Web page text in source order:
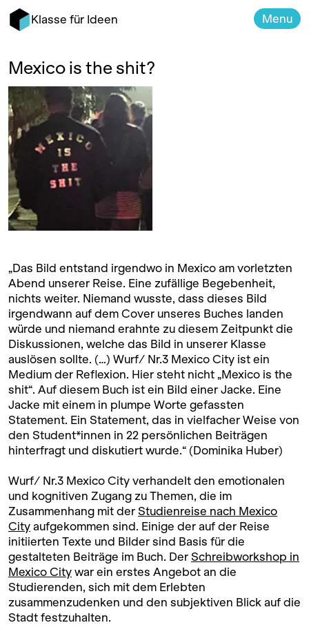
Klasse für Ideen Menu
Mexico is the shit?
„Das Bild entstand irgendwo in Mexico am vorletzten
Abend unserer Reise. Eine zufällige Begebenheit,
nichts weiter. Niemand wusste, dass dieses Bild
irgendwann auf dem Cover unseres Buches landen
würde und niemand erahnte zu diesem Zeitpunkt die
Diskussionen, welche das Bild in unserer Klasse
auslösen sollte. (…) Wurf/ Nr.3 Mexico City ist ein
Medium der Reflexion. Hier steht nicht „Mexico is the
shit“. Auf diesem Buch ist ein Bild einer Jacke. Eine
Jacke mit einem in plumpe Worte gefassten
Statement. Ein Statement, das in vielfacher Weise von
den Student*innen in 22 persönlichen Beiträgen
hinterfragt und diskutiert wurde.“ (Dominika Huber)
Wurf/ Nr.3 Mexico City verhandelt den emotionalen
und kognitiven Zugang zu Themen, die im
Zusammenhang mit der Studienreise nach Mexico
City aufgekommen sind. Einige der auf der Reise
initiierten Texte und Bilder sind Basis für die
gestalteten Beiträge im Buch. Der Schreibworkshop in
Mexico City war ein erstes Angebot an die
Studierenden, sich mit dem Erlebten
zusammenzudenken und den subjektiven Blick auf die
Stadt festzuhalten.